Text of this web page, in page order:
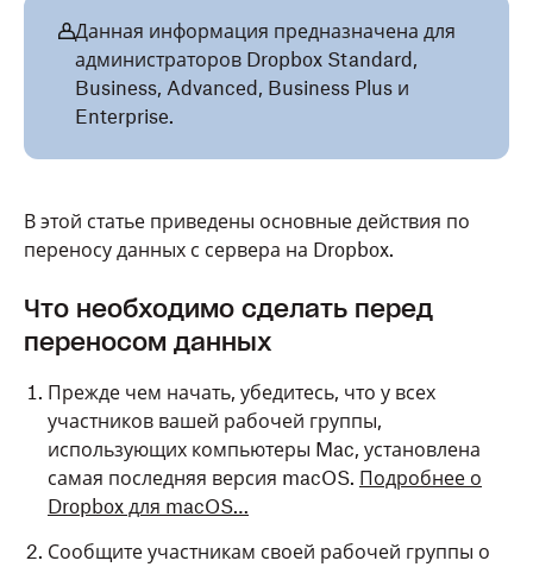
Данная информация предназначена для
администраторов Dropbox Standard,
Business, Advanced, Business Plus и
Enterprise.
В этой статье приведены основные действия по
переносу данных с сервера на Dropbox.
Что необходимо сделать перед
переносом данных
Прежде чем начать, убедитесь, что у всех
участников вашей рабочей группы,
использующих компьютеры Mac, установлена
самая последняя версия macOS. Подробнее о
Dropbox для macOS…
Сообщите участникам своей рабочей группы о